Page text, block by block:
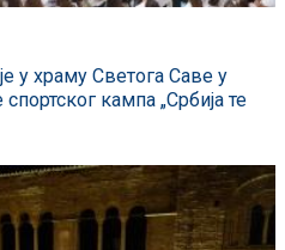
у храму Светога Саве у
кампа „Србија те